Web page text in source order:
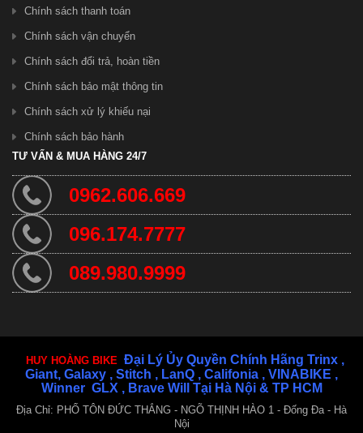
Xe Đạp Trinx GT27,5 " Bánh 27,5 "
Chính sách thanh toán
Chính sách vận chuyển
Chính sách đổi trả, hoàn tiền
Chính sách bảo mật thông tin
Chính sách xử lý khiếu nại
Chính sách bảo hành
TƯ VẤN & MUA HÀNG 24/7
0962.606.669
096.174.7777
089.980.9999
HUY HOÀNG BIKE Đại Lý Ủy Quyền Chính Hãng Trinx ,
Giant, Galaxy , Stitch , LanQ , Califonia , VINABIKE ,
Winner GLX , Brave Will Tại Hà Nội & TP HCM
Địa Chỉ: PHỐ TÔN ĐỨC THẮNG - NGÕ THỊNH HÀO 1 - Đống Đa - Hà
Nội